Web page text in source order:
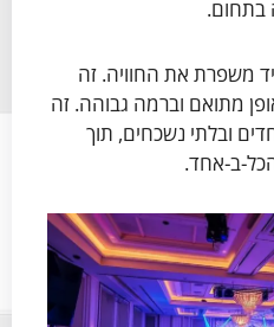
בתחום.
משפרת את החוויה. זה
מתואם וברמה גבוהה. זה
ובלתי נשכחים, תוך
ב-אחד.